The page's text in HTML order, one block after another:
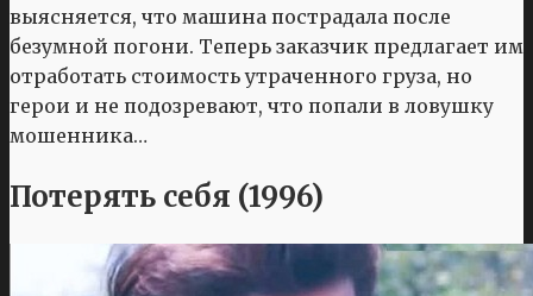
выясняется, что машина пострадала после
безумной погони. Теперь заказчик предлагает им
отработать стоимость утраченного груза, но
герои и не подозревают, что попали в ловушку
мошенника…
Потерять себя (1996)